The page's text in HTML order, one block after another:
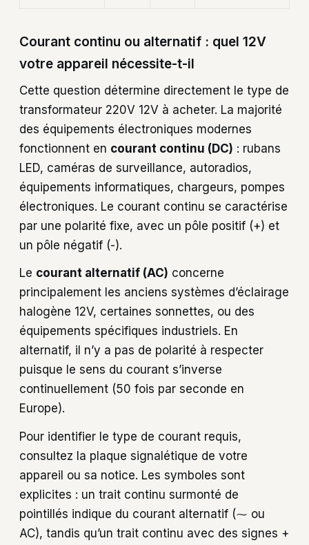
Courant continu ou alternatif : quel 12V
votre appareil nécessite-t-il
Cette question détermine directement le type de
transformateur 220V 12V à acheter. La majorité
des équipements électroniques modernes
fonctionnent en courant continu (DC) : rubans
LED, caméras de surveillance, autoradios,
équipements informatiques, chargeurs, pompes
électroniques. Le courant continu se caractérise
par une polarité fixe, avec un pôle positif (+) et
un pôle négatif (-).
Le courant alternatif (AC) concerne
principalement les anciens systèmes d’éclairage
halogène 12V, certaines sonnettes, ou des
équipements spécifiques industriels. En
alternatif, il n’y a pas de polarité à respecter
puisque le sens du courant s’inverse
continuellement (50 fois par seconde en
Europe).
Pour identifier le type de courant requis,
consultez la plaque signalétique de votre
appareil ou sa notice. Les symboles sont
explicites : un trait continu surmonté de
pointillés indique du courant alternatif (⁓ ou
AC), tandis qu’un trait continu avec des signes +